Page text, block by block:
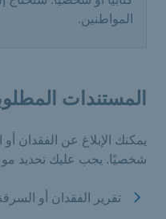
المواطنين.
المستندات
يمكنك الإبلاغ عن الفقدان أو
شخصيًا. يجب عليك تحديد
تقرير الفقدان أو